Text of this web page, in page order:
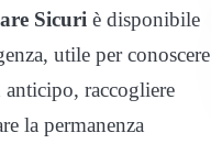
Sicuri è disponibile
utile per conoscere
raccogliere
la permanenza